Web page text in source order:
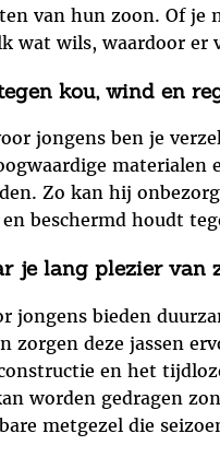
van hun zoon. Of je
wat wils, waardoor
kou, wind en
jongens ben je
materialen
Zo kan hij
beschermd houdt
je lang plezier van
jongens bieden
zorgen deze jassen
en het
worden gedragen
metgezel die